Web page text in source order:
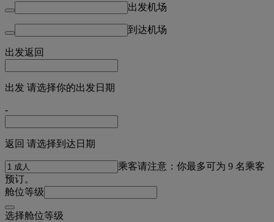
出发机场
到达机场
出发返回
出发 请选择你的出发日期
-
返回 请选择到达日期
乘客请注意：你最多可为 9 名乘客
预订。
舱位等级
选择舱位等级